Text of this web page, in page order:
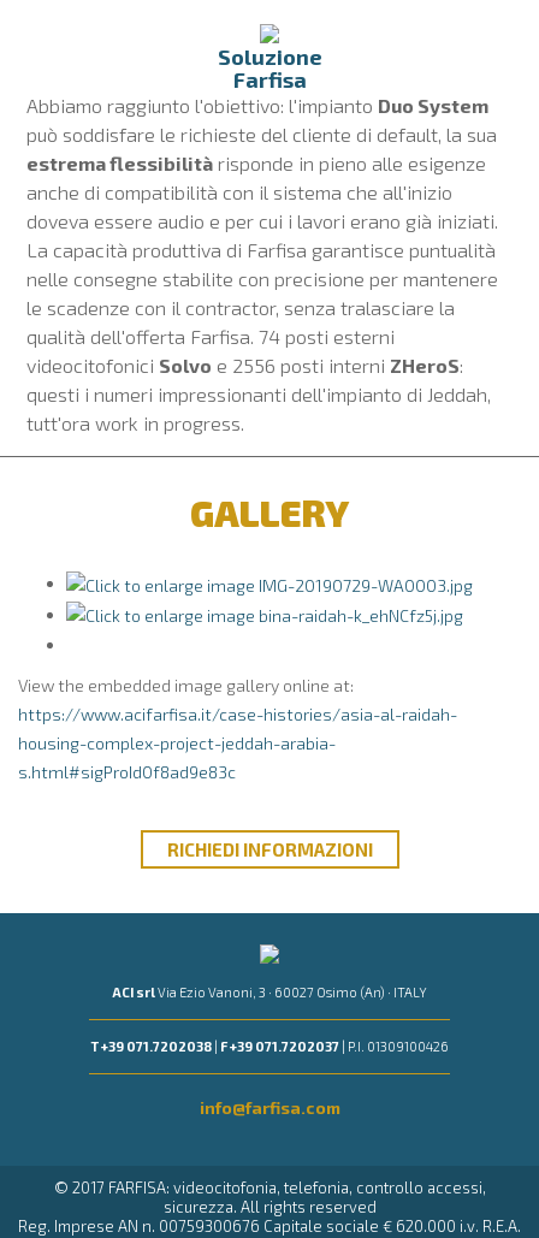
Soluzione
Farfisa
Abbiamo raggiunto l'obiettivo: l'impianto Duo System
può soddisfare le richieste del cliente di default, la sua
estrema flessibilità risponde in pieno alle esigenze
anche di compatibilità con il sistema che all'inizio
doveva essere audio e per cui i lavori erano già iniziati.
La capacità produttiva di Farfisa garantisce puntualità
nelle consegne stabilite con precisione per mantenere
le scadenze con il contractor, senza tralasciare la
qualità dell'offerta Farfisa. 74 posti esterni
videocitofonici Solvo e 2556 posti interni ZHeroS:
questi i numeri impressionanti dell'impianto di Jeddah,
tutt'ora work in progress.
GALLERY
View the embedded image gallery online at:
https://www.acifarfisa.it/case-histories/asia-al-raidah-
housing-complex-project-jeddah-arabia-
s.html#sigProId0f8ad9e83c
RICHIEDI INFORMAZIONI
ACI srlVia Ezio Vanoni, 3 · 60027 Osimo (An) · ITALY
T +39 071.7202038| F +39 071.7202037| P.I. 01309100426
info@farfisa.com
© 2017 FARFISA: videocitofonia, telefonia, controllo accessi,
sicurezza. All rights reserved
Reg. Imprese AN n. 00759300676 Capitale sociale € 620.000 i.v. R.E.A.